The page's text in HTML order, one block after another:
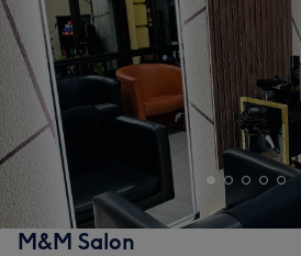
M&M Salon